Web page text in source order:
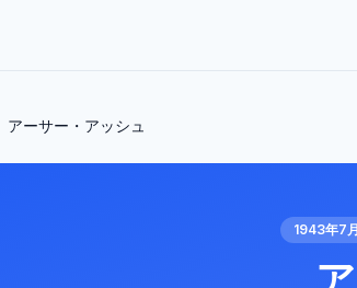
アーサー・アッシュ
1943年7